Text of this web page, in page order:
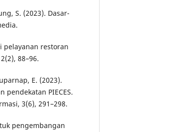
S. (2023). Dasar-
pelayanan restoran
88–96.
E. (2023).
pendekatan PIECES.
3(6), 291–298.
pengembangan